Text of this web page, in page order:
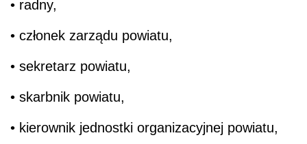
• radny,
• członek zarządu powiatu,
• sekretarz powiatu,
• skarbnik powiatu,
• kierownik jednostki organizacyjnej powiatu,